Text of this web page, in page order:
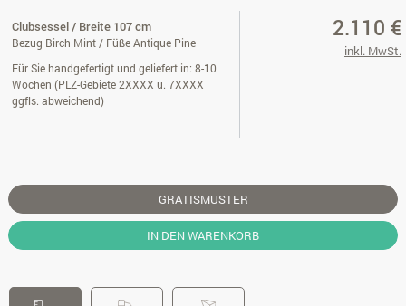
Clubsessel / Breite 107 cm
Bezug Birch Mint / Füße Antique Pine
Für Sie handgefertigt und geliefert in: 8-10
Wochen (PLZ-Gebiete 2XXXX u. 7XXXX
ggfls. abweichend)
2.110 €
inkl. MwSt.
GRATISMUSTER
IN DEN WARENKORB